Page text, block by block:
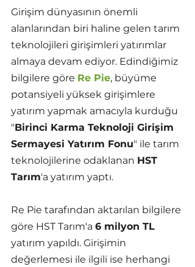
Girişim dünyasının önemli
alanlarından biri haline gelen tarım
teknolojileri girişimleri yatırımlar
almaya devam ediyor. Edindiğimiz
bilgilere göre Re Pie, büyüme
potansiyeli yüksek girişimlere
yatırım yapmak amacıyla kurduğu
"Birinci Karma Teknoloji Girişim
Sermayesi Yatırım Fonu" ile tarım
teknolojilerine odaklanan HST
Tarım'a yatırım yaptı.
Re Pie tarafından aktarılan bilgilere
göre HST Tarım'a 6 milyon TL
yatırım yapıldı. Girişimin
değerlemesi ile ilgili ise herhangi